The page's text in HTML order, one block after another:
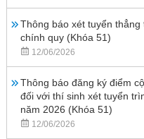
Thông báo xét tuyển
chính quy (Khóa 51)
12/06/2026
Thông báo đăng ký điểm
đối với thí sinh xét tuyển
năm 2026 (Khóa 51)
12/06/2026